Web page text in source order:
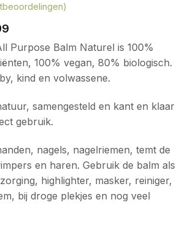
tot
€ 49.99
Purpose Balm Naturel is 100%
100% vegan, 80% biologisch.
kind en volwassene.
samengesteld en kant en klaar
gebruik.
nagels, nagelriemen, temt de
en haren. Gebruik de balm als
highlighter, masker, reiniger,
bij droge plekjes en nog veel